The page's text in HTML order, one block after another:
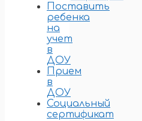
Поставить
ребенка
на
учет
в
ДОУ
Прием
в
ДОУ
Социальный
сертификат